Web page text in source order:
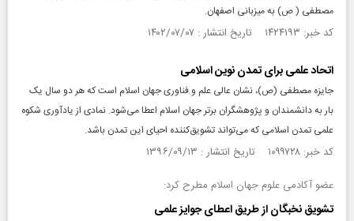
مصطفی ( ص) به میزبانی اصفهان.
کد خبر: ۱۴۲۴۱۹۳ تاریخ انتشار : ۱۴۰۲/۰۷/۰۷
اتحاد علمی برای تمدن نوین اسلامی
جایزه مصطفی (ص)، نشان عالی علم و فناوری جهان اسلام است که هر دو سال یک
بار به دانشمندان و پژوهشگران برتر جهان اسلام اعطا می‌شود. نمادی از یادآوری شکوه
علمی تمدن اسلامی که می‌تواند تشویق‌کننده احیای این تمدن باشد.
کد خبر: ۱۰۹۹۷۲۸ تاریخ انتشار : ۱۳۹۶/۰۹/۱۳
عضو آکادمی علوم جهان اسلام مطرح کرد:
تشویق نخبگان از طریق اعطای جوایز علمی